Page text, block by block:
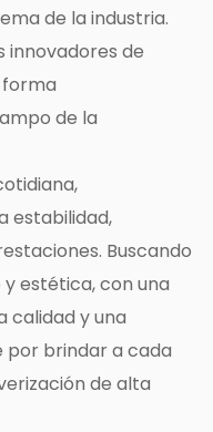
Capaz de rociar
y
y el
macizos de
puede utilizar
macizos de
mantener las
de varilla
cobre de 391 g
en el
de la industria.
innovadores de
forma
de la
estabilidad,
Buscando
estética, con una
calidad y una
por brindar a cada
de alta